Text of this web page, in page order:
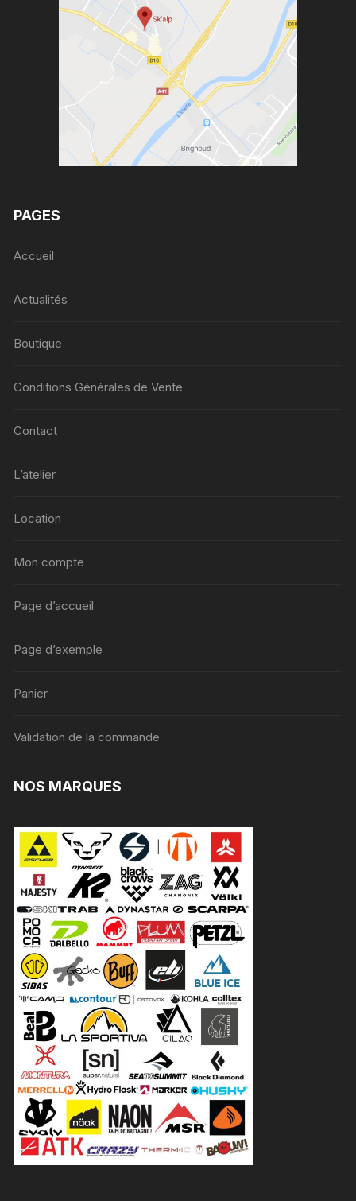
PAGES
Accueil
Actualités
Boutique
Conditions Générales de Vente
Contact
L’atelier
Location
Mon compte
Page d’accueil
Page d’exemple
Panier
Validation de la commande
NOS MARQUES